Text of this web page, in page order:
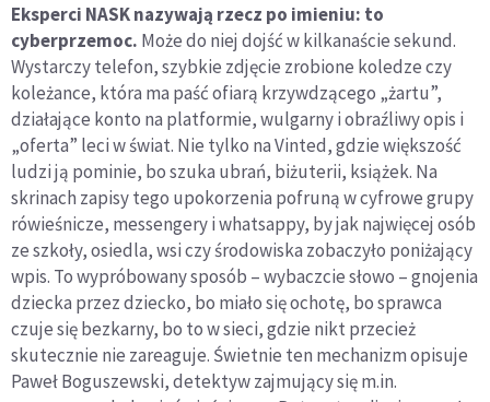
Eksperci NASK nazywają rzecz po imieniu: to
cyberprzemoc. Może do niej dojść w kilkanaście sekund.
Wystarczy telefon, szybkie zdjęcie zrobione koledze czy
koleżance, która ma paść ofiarą krzywdzącego „żartu”,
działające konto na platformie, wulgarny i obraźliwy opis i
„oferta” leci w świat. Nie tylko na Vinted, gdzie większość
ludzi ją pominie, bo szuka ubrań, biżuterii, książek. Na
skrinach zapisy tego upokorzenia pofruną w cyfrowe grupy
rówieśnicze, messengery i whatsappy, by jak najwięcej osób
ze szkoły, osiedla, wsi czy środowiska zobaczyło poniżający
wpis. To wypróbowany sposób – wybaczcie słowo – gnojenia
dziecka przez dziecko, bo miało się ochotę, bo sprawca
czuje się bezkarny, bo to w sieci, gdzie nikt przecież
skutecznie nie zareaguje. Świetnie ten mechanizm opisuje
Paweł Boguszewski, detektyw zajmujący się m.in.